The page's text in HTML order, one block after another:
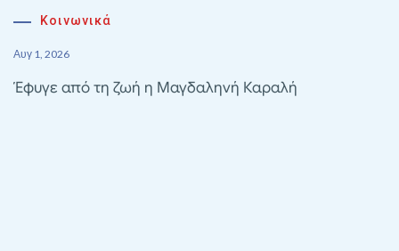
Κοινωνικά
Αυγ 1, 2026
Έφυγε από τη ζωή η Μαγδαληνή Καραλή